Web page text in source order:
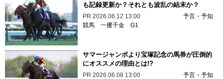
も記録更新か？それとも波乱の結末か？
PR 2026.06.12 13:00
予言・予知
競馬 一攫千金 G1
サマージャンボより宝塚記念の馬券が圧倒的
にオススメの理由とは!?
PR 2026.06.08 13:00
予言・予知